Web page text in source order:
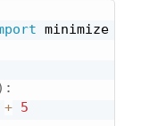
minimize
:
+ 5